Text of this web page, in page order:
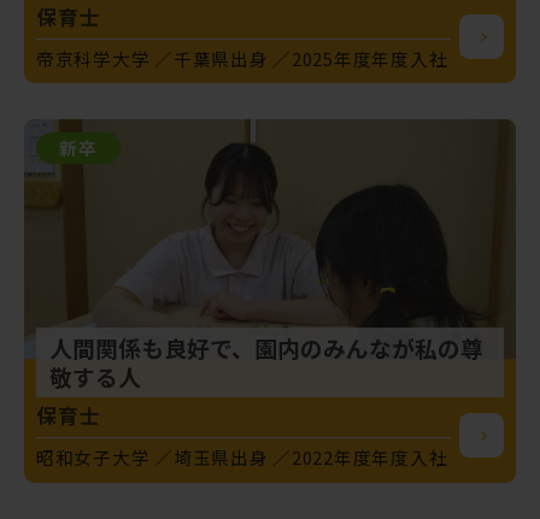
保育士
帝京科学大学 千葉県出身 2025年度年度入社
新卒
人間関係も良好で、園内のみんなが私の尊
敬する人
保育士
昭和女子大学 埼玉県出身 2022年度年度入社